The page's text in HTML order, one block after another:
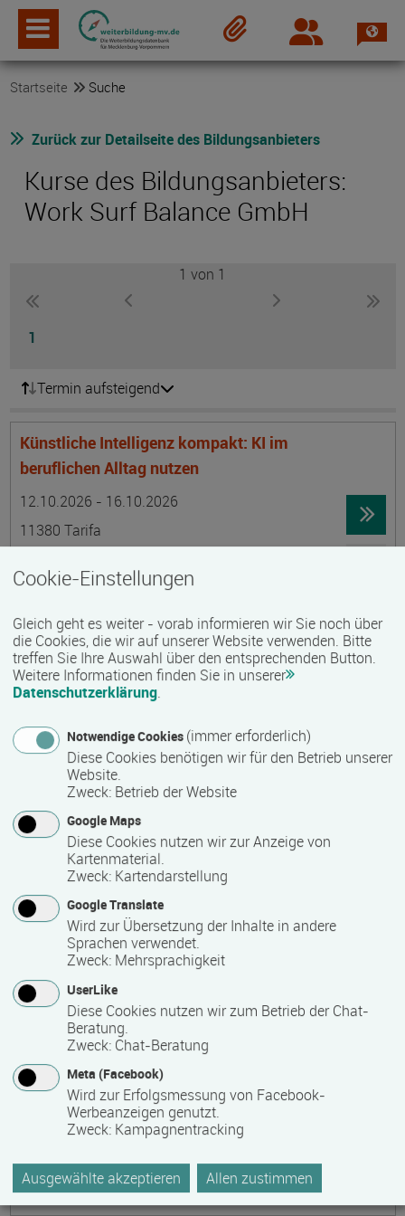
Login
Startseite Suche
Zurück zur Detailseite des Bildungsanbieters
Kurse des Bildungsanbieters:
Work Surf Balance GmbH
zur vorherigen Seite wechseln
Seite
1
Seite
1 von 1
zur nächsten Seite
Termin aufsteigend
Künstliche Intelligenz kompakt: KI im
beruflichen Alltag nutzen
12.10.2026 - 16.10.2026
11380 Tarifa
Präsenzveranstaltung
Künstliche Intelligenz II - Smarter Arbeiten &
Automatisieren mit KI im beruflichen Alltag
Termin
19.10.2026 - 23.10.2026
Ort
11380 Tarifa
Zeitmuster
Vollzeit
Lehr- und Lernform
Präsenzveranstaltung
Künstliche Intelligenz kompakt: KI im
beruflichen Alltag nutzen
Termin
30.11.2026 - 04.12.2026
Ort
11380 Tarifa
Zeitmuster
Vollzeit
Lehr- und Lernform
Präsenzveranstaltung
Künstliche Intelligenz II - Smarter Arbeiten &
Automatisieren mit KI im beruflichen Alltag
Termin
07.12.2026 - 11.12.2026
Ort
11380 Tarifa
Zeitmuster
Vollzeit
Lehr- und Lernform
Präsenzveranstaltung
Cookie-Einstellungen
Gleich geht es weiter - vorab informieren wir Sie noch über
die Cookies, die wir auf unserer Website verwenden. Bitte
treffen Sie Ihre Auswahl über den entsprechenden Button.
Weitere Informationen finden Sie in unserer
Datenschutzerklärung.
Notwendige Cookies (immer erforderlich)
Diese Cookies benötigen wir für den Betrieb unserer
Website.
Zweck: Betrieb der Website
Google Maps
Diese Cookies nutzen wir zur Anzeige von
Kartenmaterial.
Zweck: Kartendarstellung
Google Translate
Wird zur Übersetzung der Inhalte in andere
Sprachen verwendet.
Zweck: Mehrsprachigkeit
UserLike
Diese Cookies nutzen wir zum Betrieb der Chat-
Beratung.
Zweck: Chat-Beratung
Meta (Facebook)
Wird zur Erfolgsmessung von Facebook-
Werbeanzeigen genutzt.
Zweck: Kampagnentracking
Ausgewählte akzeptieren Allen zustimmen